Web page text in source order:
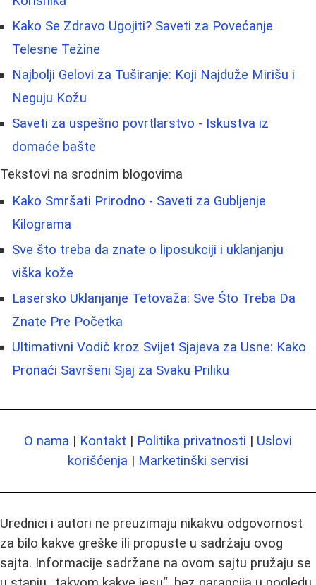
Kako Se Zdravo Ugojiti? Saveti za Povećanje
Telesne Težine
Najbolji Gelovi za Tuširanje: Koji Najduže Mirišu i
Neguju Kožu
Saveti za uspešno povrtlarstvo - Iskustva iz
domaće bašte
Tekstovi na srodnim blogovima
Kako Smršati Prirodno - Saveti za Gubljenje
Kilograma
Sve što treba da znate o liposukciji i uklanjanju
viška kože
Lasersko Uklanjanje Tetovaža: Sve Što Treba Da
Znate Pre Početka
Ultimativni Vodič kroz Svijet Sjajeva za Usne: Kako
Pronaći Savršeni Sjaj za Svaku Priliku
O nama | Kontakt | Politika privatnosti | Uslovi
korišćenja | Marketinški servisi
Urednici i autori ne preuzimaju nikakvu odgovornost
za bilo kakve greške ili propuste u sadržaju ovog
sajta. Informacije sadržane na ovom sajtu pružaju se